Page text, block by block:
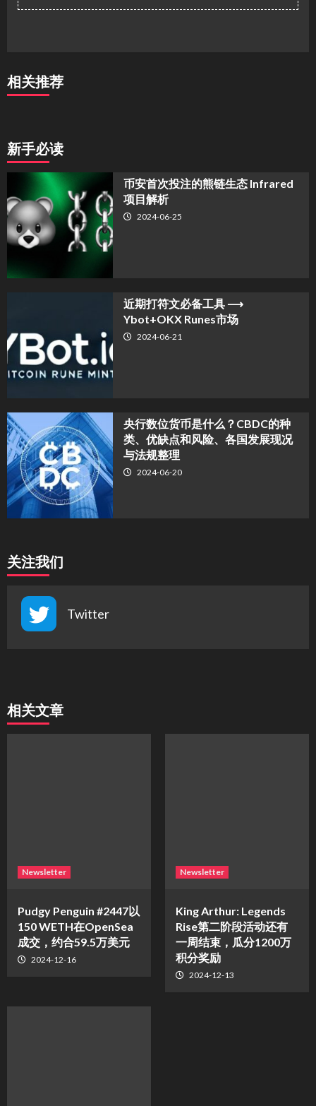
相关推荐
新手必读
币安首次投注的熊链生态 Infrared
项目解析
2024-06-25
近期打符文必备工具 ⟶
Ybot+OKX Runes市场
2024-06-21
央行数位货币是什么？CBDC的种
类、优缺点和风险、各国发展现况
与法规整理
2024-06-20
关注我们
Twitter
相关文章
Newsletter
Pudgy Penguin #2447以
150 WETH在OpenSea
成交，约合59.5万美元
2024-12-16
Newsletter
King Arthur: Legends
Rise第二阶段活动还有
一周结束，瓜分1200万
积分奖励
2024-12-13